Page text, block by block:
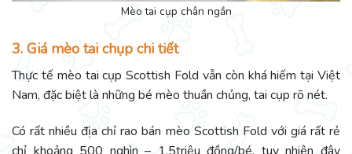
Mèo tai cụp chân ngắn
3. Giá mèo tai chụp chi tiết
Thực tế mèo tai cụp Scottish Fold vẫn còn khá hiếm tại Việt
Nam, đặc biệt là những bé mèo thuần chủng, tai cụp rõ nét.
Có rất nhiều địa chỉ rao bán mèo Scottish Fold với giá rất rẻ
chỉ khoảng 500 nghìn – 1,5triệu đồng/bé, tuy nhiên đây